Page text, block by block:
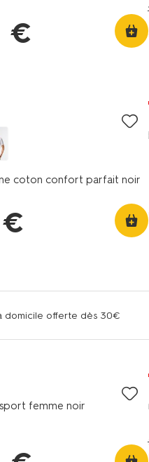
€
coton confort parfait noir
€
domicile offerte dès 30€
femme noir